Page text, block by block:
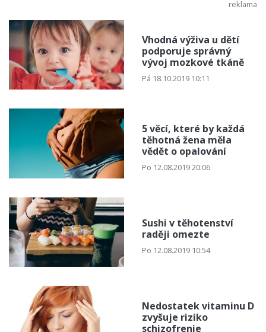
Vhodná výživa u dětí
podporuje správný
vývoj mozkové tkáně
Pá 18.10.2019 10:11
5 věcí, které by každá
těhotná žena měla
vědět o opalování
Po 12.08.2019 20:06
Sushi v těhotenství
raději omezte
Po 12.08.2019 10:54
Nedostatek vitaminu D
zvyšuje riziko
schizofrenie